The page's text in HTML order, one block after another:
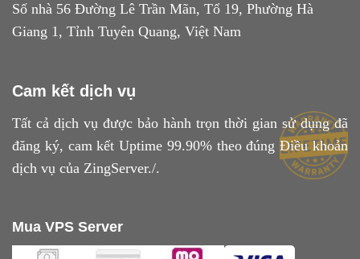
Số nhà 56 Đường Lê Trần Mãn, Tổ 19, Phường Hà
Giang 1, Tỉnh Tuyên Quang, Việt Nam
Cam kết dịch vụ
Tất cả dịch vụ được bảo hành trọn thời gian sử dụng đã
đăng ký, cam kết Uptime 99.90% theo đúngĐiều khoản
dịch vụ của ZingServer./.
Mua VPS Server